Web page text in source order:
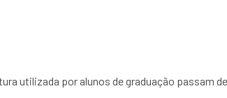
utilizada por alunos de graduação passam